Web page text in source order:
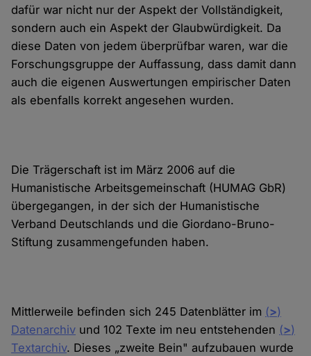
dafür war nicht nur der Aspekt der Vollständigkeit,
sondern auch ein Aspekt der Glaubwürdigkeit. Da
diese Daten von jedem überprüfbar waren, war die
Forschungsgruppe der Auffassung, dass damit dann
auch die eigenen Auswertungen empirischer Daten
als ebenfalls korrekt angesehen wurden.
Die Trägerschaft ist im März 2006 auf die
Humanistische Arbeitsgemeinschaft (HUMAG GbR)
übergegangen, in der sich der Humanistische
Verband Deutschlands und die Giordano-Bruno-
Stiftung zusammengefunden haben.
Mittlerweile befinden sich 245 Datenblätter im (>)
Datenarchiv und 102 Texte im neu entstehenden (>)
Textarchiv. Dieses „zweite Bein" aufzubauen wurde